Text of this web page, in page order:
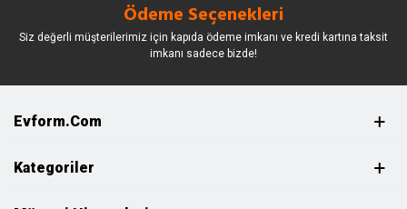
Ödeme Seçenekleri
Siz değerli müşterilerimiz için kapıda ödeme imkanı ve kredi kartına taksit
imkanı sadece bizde!
Evform.com
Kategoriler